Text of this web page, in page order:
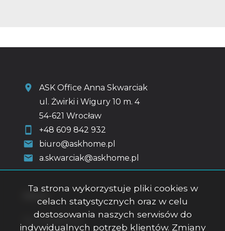
ASK Office Anna Skwarciak
ul. Żwirki i Wigury 10 m. 4
54-621 Wrocław
+48 609 842 932
biuro@askhome.pl
a.skwarciak@askhome.pl
Strona główna
Ta strona wykorzystuje pliki cookies w
celach statystycznych oraz w celu
dostosowania naszych serwisów do
indywidualnych potrzeb klientów. Zmiany